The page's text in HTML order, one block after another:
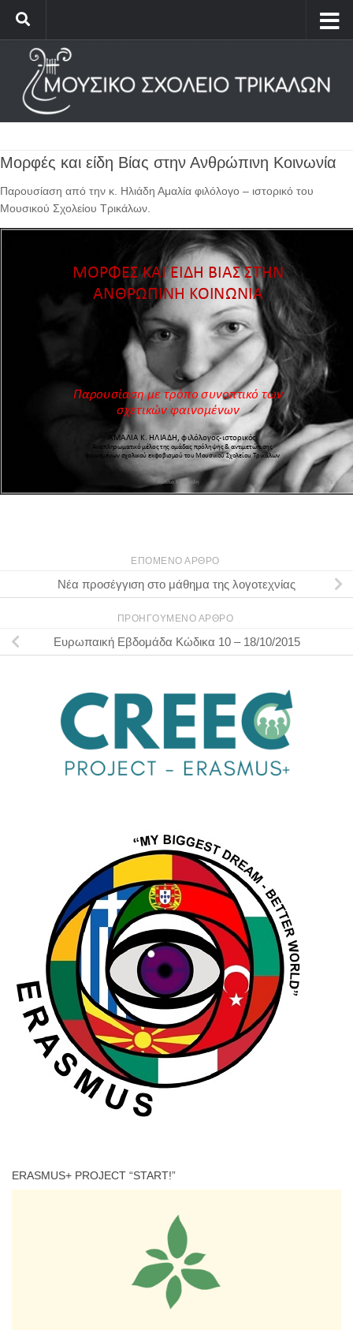
Μορφές και είδη Βίας στην Ανθρώπινη Κοινωνία
Παρουσίαση από την κ. Ηλιάδη Αμαλία φιλόλογο – ιστορικό του
Μουσικού Σχολείου Τρικάλων.
ΕΠΌΜΕΝΟ ΆΡΘΡΟ
Νέα προσέγγιση στο μάθημα της λογοτεχνίας
ΠΡΟΗΓΟΎΜΕΝΟ ΆΡΘΡΟ
Ευρωπαική Εβδομάδα Κώδικα 10 – 18/10/2015
ERASMUS+ PROJECT “START!”